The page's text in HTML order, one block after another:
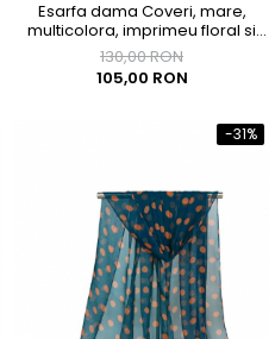
Esarfa dama Coveri, mare,
multicolora, imprimeu floral si
divers, 86x176 cm
130,00 RON
105,00 RON
-31%